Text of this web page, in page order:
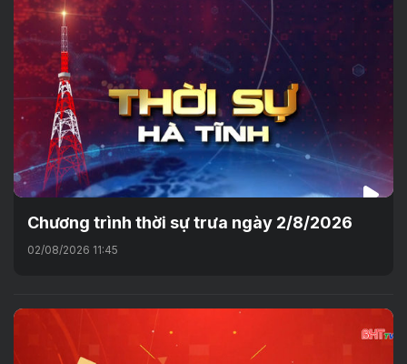
Chương trình thời sự trưa ngày 2/8/2026
02/08/2026 11:45